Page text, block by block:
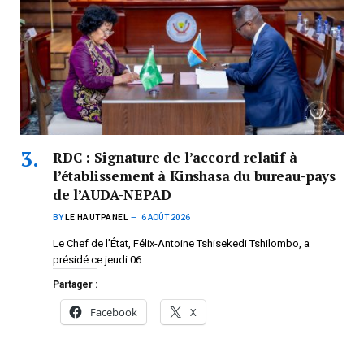
RDC : Signature de l’accord relatif à
l’établissement à Kinshasa du bureau-pays
de l’AUDA-NEPAD
BY LE HAUTPANEL 6 AOÛT 2026
Le Chef de l’État, Félix-Antoine Tshisekedi Tshilombo, a
présidé ce jeudi 06…
Partager :
Facebook X